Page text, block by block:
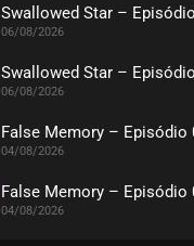
EPISÓDIO 27
Swallowed Star –
06/08/2026
Swallowed Star –
06/08/2026
False Memory – Episódio
04/08/2026
False Memory – Episódio
04/08/2026